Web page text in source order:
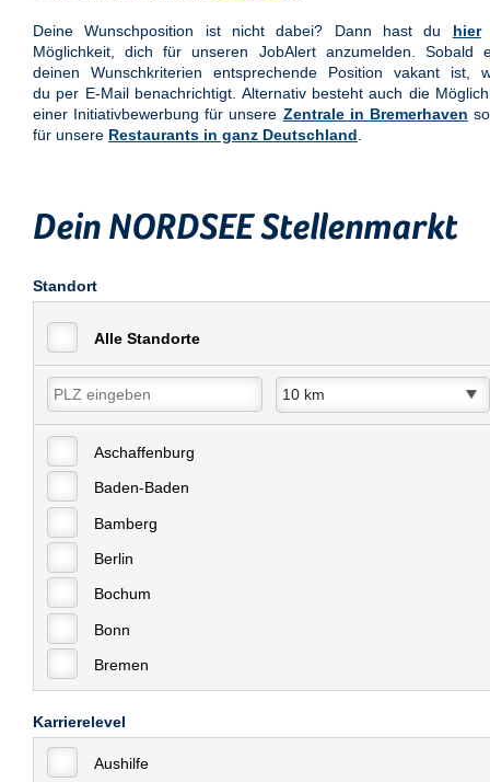
Deine Wunschposition ist nicht dabei? Dann hast du hier
Möglichkeit, dich für unseren JobAlert anzumelden. Sobald
deinen Wunschkriterien entsprechende Position vakant ist,
du per E-Mail benachrichtigt. Alternativ besteht auch die
einer Initiativbewerbung für unsere Zentrale in Bremerhaven
für unsere Restaurants in ganz Deutschland
Dein NORDSEE Stellenmarkt
Standort
Alle Standorte
Aschaffenburg
Baden-Baden
Bamberg
Berlin
Bochum
Bonn
Bremen
Celle
Chemnitz
Karrierelevel
Aushilfe